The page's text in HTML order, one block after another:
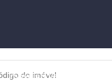
Imóveis a Venda